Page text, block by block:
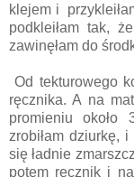
klejem i
podkleiłam tak,
zawinęłam do
Od tekturowego
ręcznika. A na
promieniu
zrobiłam dziurkę, i
się ładnie
potem ręcznik i